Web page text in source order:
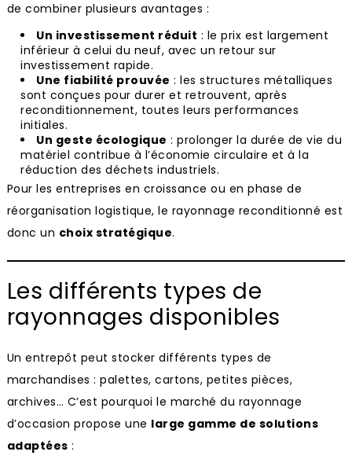
de combiner plusieurs avantages :
Un investissement réduit : le prix est largement
inférieur à celui du neuf, avec un retour sur
investissement rapide.
Une fiabilité prouvée : les structures métalliques
sont conçues pour durer et retrouvent, après
reconditionnement, toutes leurs performances
initiales.
Un geste écologique : prolonger la durée de vie du
matériel contribue à l’économie circulaire et à la
réduction des déchets industriels.
Pour les entreprises en croissance ou en phase de
réorganisation logistique, le rayonnage reconditionné est
donc un choix stratégique.
Les différents types de
rayonnages disponibles
Un entrepôt peut stocker différents types de
marchandises : palettes, cartons, petites pièces,
archives… C’est pourquoi le marché du rayonnage
d’occasion propose une large gamme de solutions
adaptées :